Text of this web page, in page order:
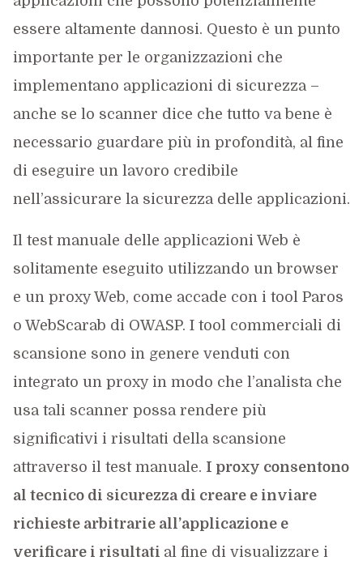
essere altamente dannosi. Questo è un punto
importante per le organizzazioni che
implementano applicazioni di sicurezza –
anche se lo scanner dice che tutto va bene è
necessario guardare più in profondità, al fine
di eseguire un lavoro credibile
nell’assicurare la sicurezza delle applicazioni.
Il test manuale delle applicazioni Web è
solitamente eseguito utilizzando un browser
e un proxy Web, come accade con i tool Paros
o WebScarab di OWASP. I tool commerciali di
scansione sono in genere venduti con
integrato un proxy in modo che l’analista che
usa tali scanner possa rendere più
significativi i risultati della scansione
attraverso il test manuale. I proxy consentono
al tecnico di sicurezza di creare e inviare
richieste arbitrarie all’applicazione e
verificare i risultati al fine di visualizzare i